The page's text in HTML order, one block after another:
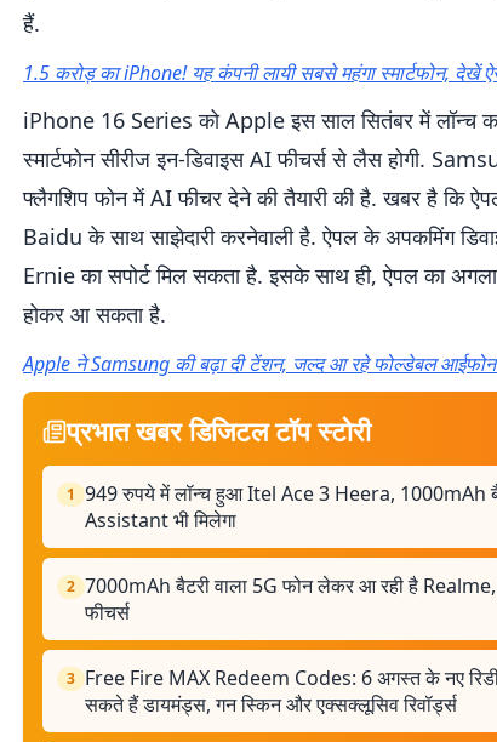
हैं.
1.5 करोड़ का iPhone! यह कंपनी लायी सबसे महंगा स्मार्टफोन, देखें
iPhone 16 Series को Apple इस साल सितंबर में लॉन्च
स्मार्टफोन सीरीज इन-डिवाइस AI फीचर्स से लैस होगी.
फ्लैगशिप फोन में AI फीचर देने की तैयारी की है. खबर है कि
Baidu के साथ साझेदारी करनेवाली है. ऐपल के अपकमिंग
Ernie का सपोर्ट मिल सकता है. इसके साथ ही, ऐपल का
होकर आ सकता है.
Apple ने Samsung की बढ़ा दी टेंशन, जल्द आ रहे फोल्डेबल
प्रभात खबर डिजिटल टॉप स्टोरी
1 949 रुपये में लॉन्च हुआ Itel Ace 3 Heera, 1000mAh
Assistant भी मिलेगा
2 7000mAh बैटरी वाला 5G फोन लेकर आ रही है
फीचर्स
3 Free Fire MAX Redeem Codes: 6 अगस्त के नए
सकते हैं डायमंड्स, गन स्किन और एक्सक्लूसिव रिवॉर्ड्स